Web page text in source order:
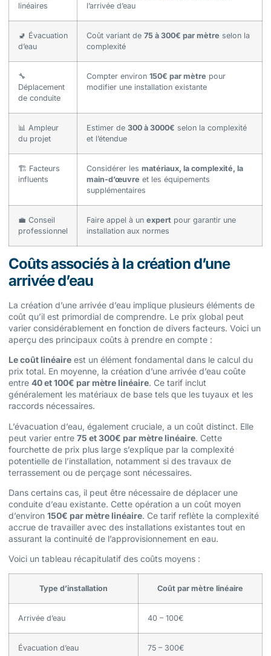
linéaires
l’arrivée d’eau
🚽 Évacuation
d’eau
Coût variant de 75 à 300€ par mètre selon la
complexité
🔧
Déplacement
de conduite
Compter environ 150€ par mètre pour
modifier une installation existante
📊 Ampleur
du projet
Estimer de 300 à 3000€ selon la complexité
et l’étendue
🏗️ Facteurs
influents
Considérer les matériaux, la complexité, la
main-d’œuvre et les équipements
supplémentaires
💼 Conseil
professionnel
Faire appel à un expert pour garantir une
installation aux normes
Coûts associés à la création d’une
arrivée d’eau
La création d’une arrivée d’eau implique plusieurs éléments de
coût qu’il est primordial de comprendre. Le prix global peut
varier considérablement en fonction de divers facteurs. Voici un
aperçu des principaux coûts à prendre en compte :
Le coût linéaire est un élément fondamental dans le calcul du
prix total. En moyenne, la création d’une arrivée d’eau coûte
entre 40 et 100€ par mètre linéaire. Ce tarif inclut
généralement les matériaux de base tels que les tuyaux et les
raccords nécessaires.
L’évacuation d’eau, également cruciale, a un coût distinct. Elle
peut varier entre 75 et 300€ par mètre linéaire. Cette
fourchette de prix plus large s’explique par la complexité
potentielle de l’installation, notamment si des travaux de
terrassement ou de perçage sont nécessaires.
Dans certains cas, il peut être nécessaire de déplacer une
conduite d’eau existante. Cette opération a un coût moyen
d’environ 150€ par mètre linéaire. Ce tarif reflète la complexité
accrue de travailler avec des installations existantes tout en
assurant la continuité de l’approvisionnement en eau.
Voici un tableau récapitulatif des coûts moyens :
Type d’installation Coût par mètre linéaire
Arrivée d’eau 40 – 100€
Évacuation d’eau 75 – 300€